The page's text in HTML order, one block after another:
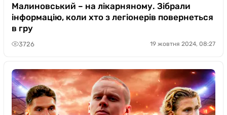
Малиновський – на лікарняному. Зібрали
інформацію, коли хто з легіонерів повернеться
в гру
3726 19 жовтня 2024, 08:27